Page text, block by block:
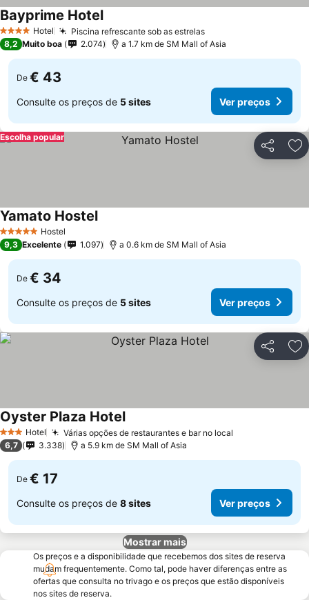
4 EstrelasHotel Piscina refrescante sob as estrelas
Bayprime Hotel
8,2 Muito boa 2.074 a 1.7 km de SM Mall of Asia
De € 43
Consulte os preços de 5 sites Ver preços
Partilhar
Escolha popular
5 Estrelas Hostel
Yamato Hostel
9,3 Excelente 1.097 a 0.6 km de SM Mall of Asia
De € 34
Consulte os preços de 5 sites Ver preços
Partilhar
3 EstrelasHotel Várias opções de restaurantes e bar no local
Oyster Plaza Hotel
6,7 3.338 a 5.9 km de SM Mall of Asia
De € 17
Consulte os preços de 8 sites Ver preços
Mostrar mais
Os preços e a disponibilidade que recebemos dos sites de reserva
mudam frequentemente. Como tal, pode haver diferenças entre as
ofertas que consulta no trivago e os preços que estão disponíveis
nos sites de reserva.